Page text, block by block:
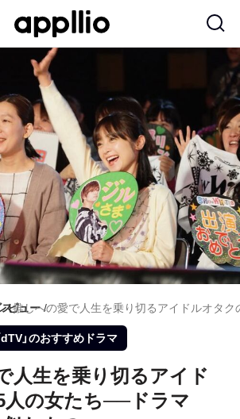
ビュー
推しへの愛で人生を乗り切るアイドルオタ
」のおすすめドラマ
人生を乗り切るアイド
人の女たち──ドラマ